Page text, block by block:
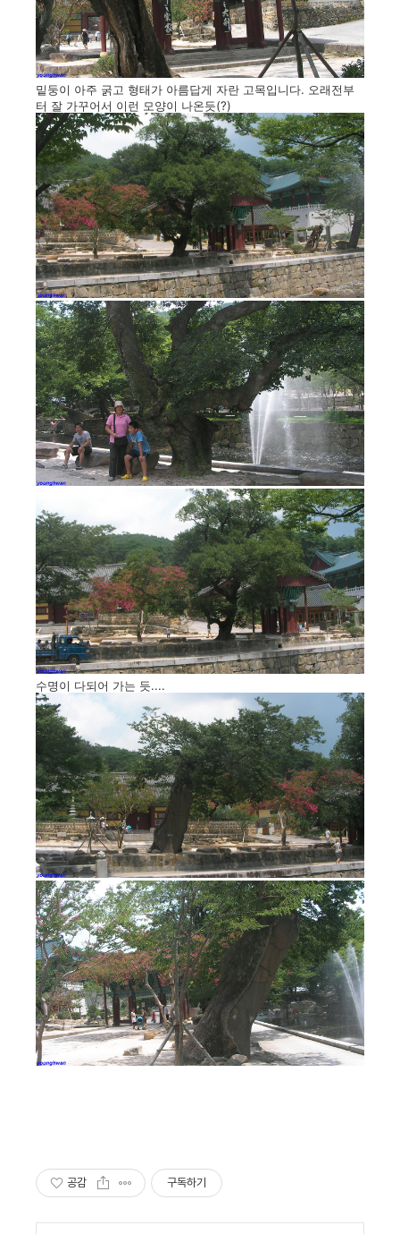
밑둥이 아주 굵고 형태가 아름답게 자란 고목입니다. 오래전부
터 잘 가꾸어서 이런 모양이 나온듯(?)
수명이 다되어 가는 듯....
공감 구독하기